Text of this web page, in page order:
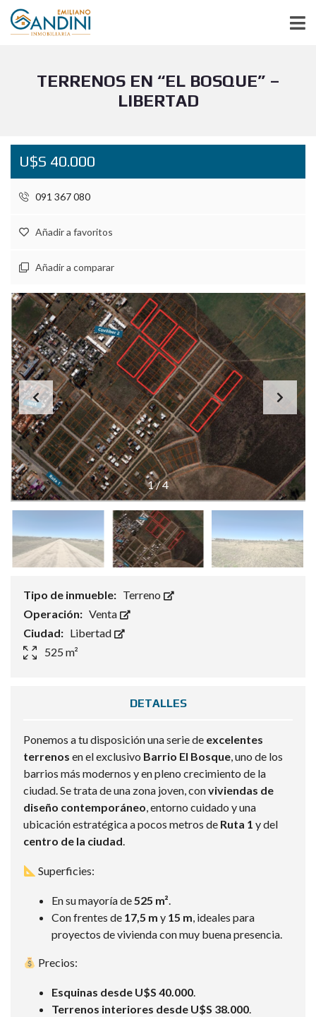
TERRENOS EN “EL BOSQUE” –
LIBERTAD
U$S 40.000
091 367 080
Añadir a favoritos
Añadir a comparar
1/4
Tipo de inmueble: Terreno
Operación: Venta
Ciudad: Libertad
525 m²
DETALLES
Ponemos a tu disposición una serie de excelentes
terrenos en el exclusivo Barrio El Bosque, uno de los
barrios más modernos y en pleno crecimiento de la
ciudad. Se trata de una zona joven, conviviendas de
diseño contemporáneo, entorno cuidado y una
ubicación estratégica a pocos metros de Ruta 1 y del
centro de la ciudad.
Superficies:
En su mayoría de525 m².
Con frentes de 17,5 m y 15 m, ideales para
proyectos de vivienda con muy buena presencia.
Precios:
Esquinas desde U$S 40.000.
Terrenos interiores desde U$S 38.000.